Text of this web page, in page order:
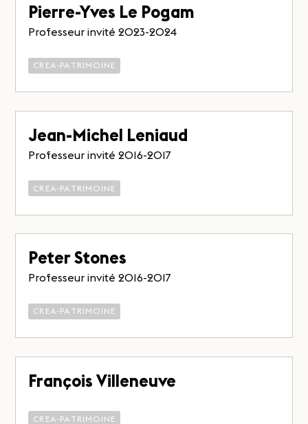
Pierre-Yves Le Pogam
Professeur invité 2023-2024
CREA-PATRIMOINE
Jean-Michel Leniaud
Professeur invité 2016-2017
CREA-PATRIMOINE
Peter Stones
Professeur invité 2016-2017
CREA-PATRIMOINE
François Villeneuve
CREA-PATRIMOINE